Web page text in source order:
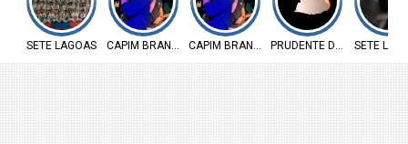
SETE LAGOAS CAPIM BRANCO CAPIM BRANCO PRUDENTE DE MORAIS
SETE